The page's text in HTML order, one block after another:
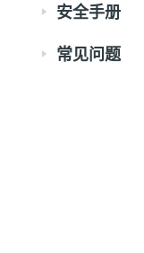
安全手册
常见问题